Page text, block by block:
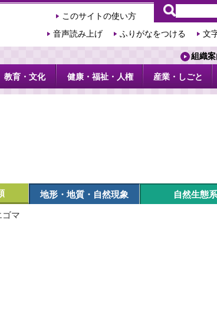
このサイトの使い方
音声読み上げ
ふりがなをつける 文
組織
教育・文化 健康・福祉・人権 産業・しごと
地形・地質・自然現象 自然生態系
ゴマ